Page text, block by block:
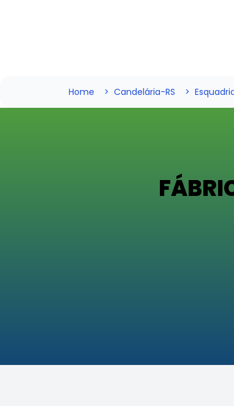
Home Candelária-RS